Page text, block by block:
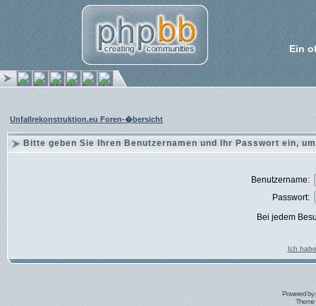
Ein
Unfallrekonstruktion.eu Foren-�bersicht
Bitte geben Sie Ihren Benutzernamen und Ihr Passwort ein,
Benutzername:
Passwort:
Bei jedem
Ich
Powered by
Theme